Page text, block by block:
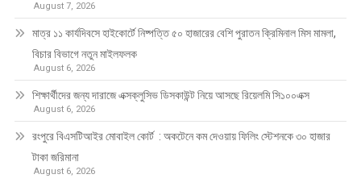
August 7, 2026
মাত্র ১১ কার্যদিবসে হাইকোর্টে নিষ্পত্তি ৫০ হাজারের বেশি পুরাতন ক্রিমিনাল মিস মামলা,
বিচার বিভাগে নতুন মাইলফলক
August 6, 2026
শিক্ষার্থীদের জন্য দারাজে এক্সক্লুসিভ ডিসকাউন্ট নিয়ে আসছে রিয়েলমি সি১০০এক্স
August 6, 2026
রংপুরে বিএসটিআইর মোবাইল কোর্ট : অকটেনে কম দেওয়ায় ফিলিং স্টেশনকে ৩০ হাজার
টাকা জরিমানা
August 6, 2026